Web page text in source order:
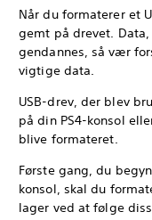
Når du formaterer et
gemt på drevet.
gendannes, så vær
vigtige data.
USB-drev, der blev
på din PS4-konsol
blive formateret.
Første gang, du
konsol, skal du
lager ved at følge